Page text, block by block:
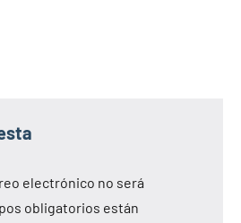
electrónico no será
obligatorios están